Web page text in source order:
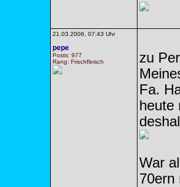
21.03.2006, 07:43 Uhr
pepe
Posts: 977
Rang: Frischfleisch
zu
Fa.
heute
War
70ern